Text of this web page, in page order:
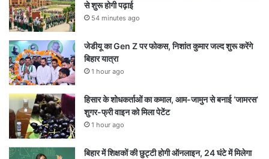
से शुरू होगी पढ़ाई
54 minutes ago
जेडीयू का Gen Z पर फोकस, निशांत कुमार जल्द शुरू करेंगे
बिहार यात्रा
1 hour ago
हिसार के शोधकर्ताओं का कमाल, आम-जामुन से बनाई ‘जामरस’
शुगर-फ्री वाइन को मिला पेटेंट
1 hour ago
बिहार में शिक्षकों की छुट्टी होगी ऑनलाइन, 24 घंटे में मिलेगा